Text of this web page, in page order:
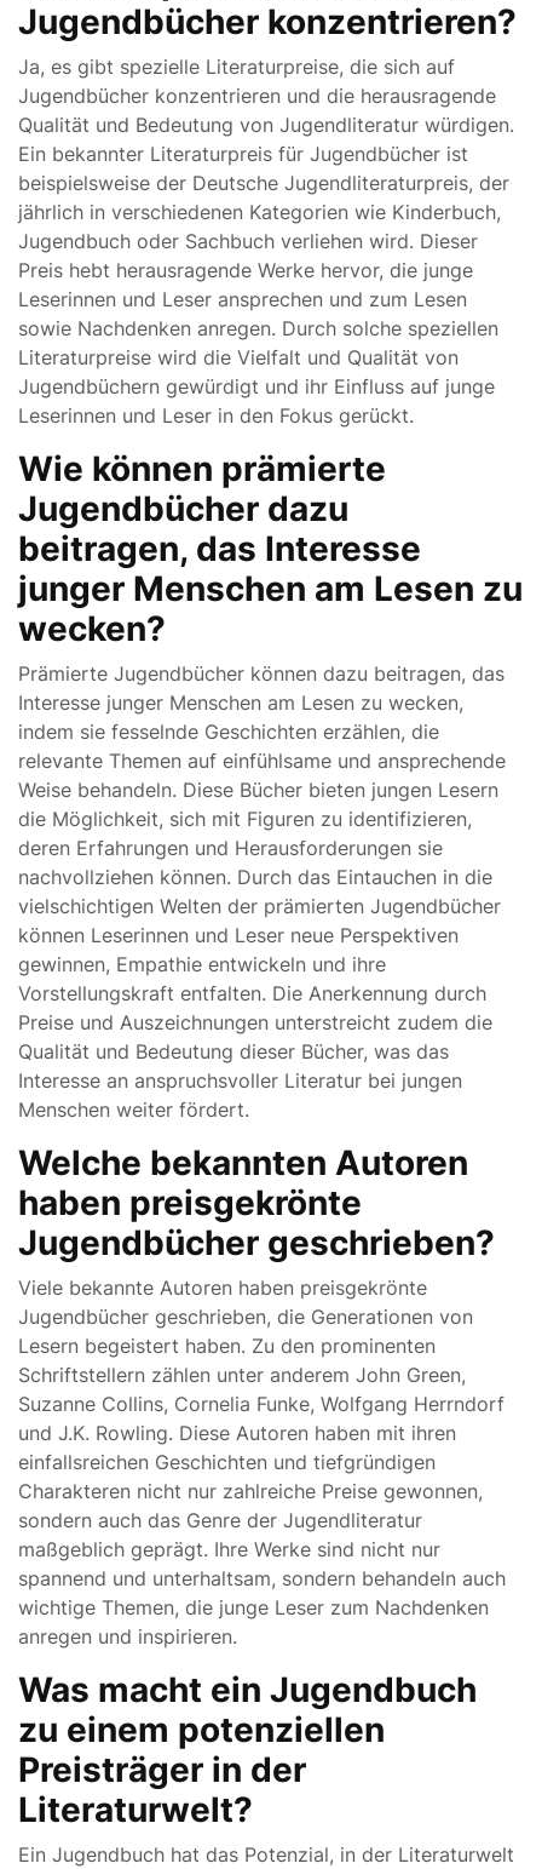
Jugendbücher konzentrieren?
Ja, es gibt spezielle Literaturpreise, die sich auf
Jugendbücher konzentrieren und die herausragende
Qualität und Bedeutung von Jugendliteratur würdigen.
Ein bekannter Literaturpreis für Jugendbücher ist
beispielsweise der Deutsche Jugendliteraturpreis, der
jährlich in verschiedenen Kategorien wie Kinderbuch,
Jugendbuch oder Sachbuch verliehen wird. Dieser
Preis hebt herausragende Werke hervor, die junge
Leserinnen und Leser ansprechen und zum Lesen
sowie Nachdenken anregen. Durch solche speziellen
Literaturpreise wird die Vielfalt und Qualität von
Jugendbüchern gewürdigt und ihr Einfluss auf junge
Leserinnen und Leser in den Fokus gerückt.
Wie können prämierte
Jugendbücher dazu
beitragen, das Interesse
junger Menschen am Lesen zu
wecken?
Prämierte Jugendbücher können dazu beitragen, das
Interesse junger Menschen am Lesen zu wecken,
indem sie fesselnde Geschichten erzählen, die
relevante Themen auf einfühlsame und ansprechende
Weise behandeln. Diese Bücher bieten jungen Lesern
die Möglichkeit, sich mit Figuren zu identifizieren,
deren Erfahrungen und Herausforderungen sie
nachvollziehen können. Durch das Eintauchen in die
vielschichtigen Welten der prämierten Jugendbücher
können Leserinnen und Leser neue Perspektiven
gewinnen, Empathie entwickeln und ihre
Vorstellungskraft entfalten. Die Anerkennung durch
Preise und Auszeichnungen unterstreicht zudem die
Qualität und Bedeutung dieser Bücher, was das
Interesse an anspruchsvoller Literatur bei jungen
Menschen weiter fördert.
Welche bekannten Autoren
haben preisgekrönte
Jugendbücher geschrieben?
Viele bekannte Autoren haben preisgekrönte
Jugendbücher geschrieben, die Generationen von
Lesern begeistert haben. Zu den prominenten
Schriftstellern zählen unter anderem John Green,
Suzanne Collins, Cornelia Funke, Wolfgang Herrndorf
und J.K. Rowling. Diese Autoren haben mit ihren
einfallsreichen Geschichten und tiefgründigen
Charakteren nicht nur zahlreiche Preise gewonnen,
sondern auch das Genre der Jugendliteratur
maßgeblich geprägt. Ihre Werke sind nicht nur
spannend und unterhaltsam, sondern behandeln auch
wichtige Themen, die junge Leser zum Nachdenken
anregen und inspirieren.
Was macht ein Jugendbuch
zu einem potenziellen
Preisträger in der
Literaturwelt?
Ein Jugendbuch hat das Potenzial, in der Literaturwelt